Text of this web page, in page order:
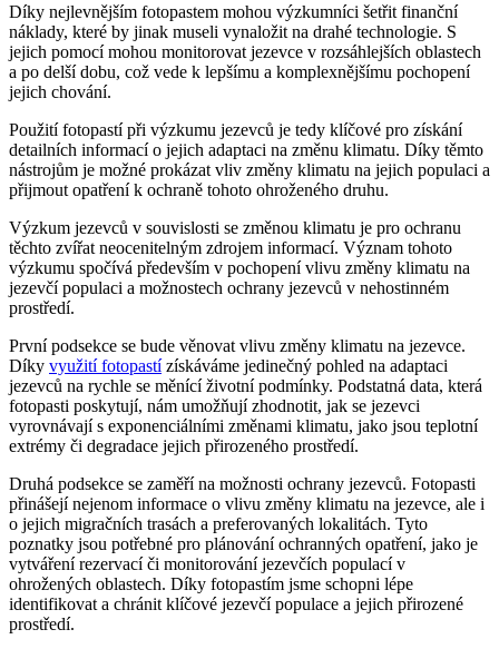
Díky nejlevnějším fotopastem mohou výzkumníci šetřit finanční
náklady, které by jinak museli vynaložit na drahé technologie. S
jejich pomocí mohou monitorovat jezevce v rozsáhlejších oblastech
a po delší dobu, což vede k lepšímu a komplexnějšímu pochopení
jejich chování.
Použití fotopastí při výzkumu jezevců je tedy klíčové pro získání
detailních informací o jejich adaptaci na změnu klimatu. Díky těmto
nástrojům je možné prokázat vliv změny klimatu na jejich populaci a
přijmout opatření k ochraně tohoto ohroženého druhu.
Výzkum jezevců v souvislosti se změnou klimatu je pro ochranu
těchto zvířat neocenitelným zdrojem informací. Význam tohoto
výzkumu spočívá především v pochopení vlivu změny klimatu na
jezevčí populaci a možnostech ochrany jezevců v nehostinném
prostředí.
První podsekce se bude věnovat vlivu změny klimatu na jezevce.
Díky využití fotopastízískáváme jedinečný pohled na adaptaci
jezevců na rychle se měnící životní podmínky. Podstatná data, která
fotopasti poskytují, nám umožňují zhodnotit, jak se jezevci
vyrovnávají s exponenciálními změnami klimatu, jako jsou teplotní
extrémy či degradace jejich přirozeného prostředí.
Druhá podsekce se zaměří na možnosti ochrany jezevců. Fotopasti
přinášejí nejenom informace o vlivu změny klimatu na jezevce, ale i
o jejich migračních trasách a preferovaných lokalitách. Tyto
poznatky jsou potřebné pro plánování ochranných opatření, jako je
vytváření rezervací či monitorování jezevčích populací v
ohrožených oblastech. Díky fotopastím jsme schopni lépe
identifikovat a chránit klíčové jezevčí populace a jejich přirozené
prostředí.